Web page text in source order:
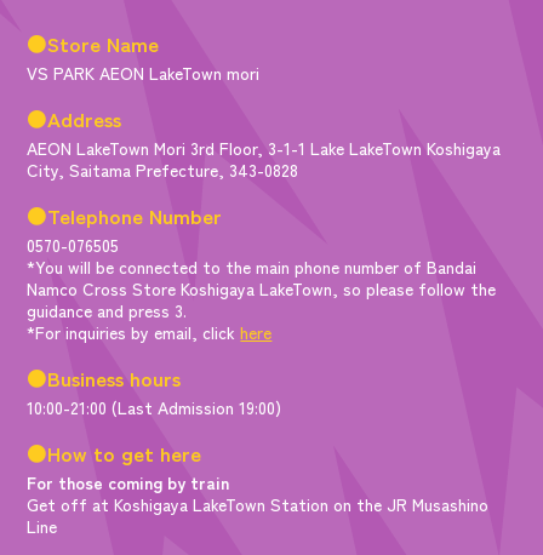
●Store Name
VS PARK AEON LakeTown mori
●Address
AEON LakeTown Mori 3rd Floor, 3-1-1 Lake LakeTown Koshigaya
City, Saitama Prefecture, 343-0828
●Telephone Number
0570-076505
*You will be connected to the main phone number of Bandai
Namco Cross Store Koshigaya LakeTown, so please follow the
guidance and press 3.
*For inquiries by email, clickhere
●Business hours
10:00-21:00 (Last Admission 19:00)
●How to get here
For those coming by train
Get off at Koshigaya LakeTown Station on the JR Musashino
Line